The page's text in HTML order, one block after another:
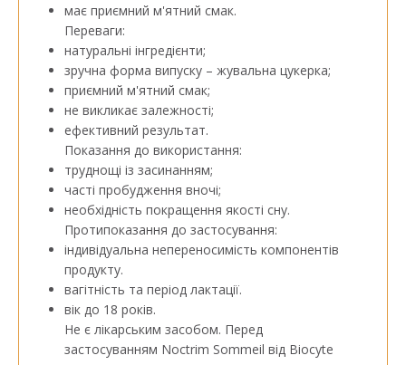
має приємний м'ятний смак.
Переваги:
натуральні інгредієнти;
зручна форма випуску – жувальна цукерка;
приємний м'ятний смак;
не викликає залежності;
ефективний результат.
Показання до використання:
труднощі із засинанням;
часті пробудження вночі;
необхідність покращення якості сну.
Протипоказання до застосування:
індивідуальна непереносимість компонентів
продукту.
вагітність та період лактації.
вік до 18 років.
Не є лікарським засобом. Перед
застосуванням Noctrim Sommeil від Biocyte